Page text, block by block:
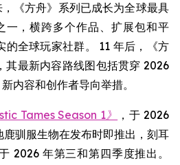
《方舟》系列已成长为全球最具
一，横跨多个作品、扩展包和平
的全球玩家社群。 11 年后，《方
其最新内容路线图包括贯穿 2026
内容和创作者导向举措。
Tames Season 1》
，于 2026
驯服生物在发布时即推出，刻耳
2026 年第三和第四季度推出。